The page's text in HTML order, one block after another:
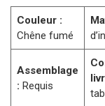
Couleur :
Chêne fumé
Assemblage
: Requis